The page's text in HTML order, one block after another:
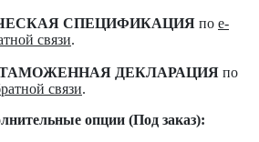
СПЕЦИФИКАЦИЯ по e-
связи.
ДЕКЛАРАЦИЯ по
связи.
опции (Под заказ):